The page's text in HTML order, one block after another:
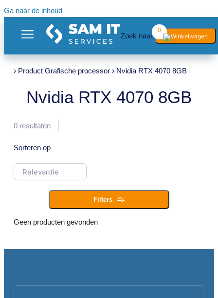
Ga naar de inhoud
Zoek naar:
0
› Product Grafische processor › Nvidia RTX 4070 8GB
Nvidia RTX 4070 8GB
0 resultaten
Sorteren op
Filters
Geen producten gevonden